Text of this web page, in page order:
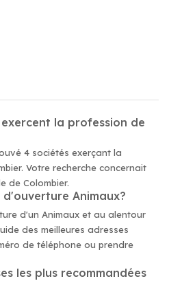
la profession de
4 sociétés exerçant la
Votre recherche concernait
de Colombier.
Animaux?
d'un Animaux et au alentour
des meilleures adresses
de téléphone ou prendre
les plus recommandées